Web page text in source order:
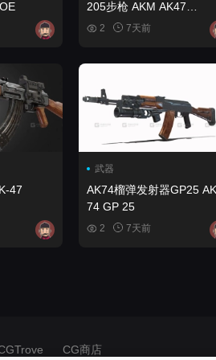
205步枪 AKM AK47
Ukrainian FORT-205
2 7天前
47
武器
AK74榴弹发射器GP25 AK
74 GP 25
2 7天前
CG商店